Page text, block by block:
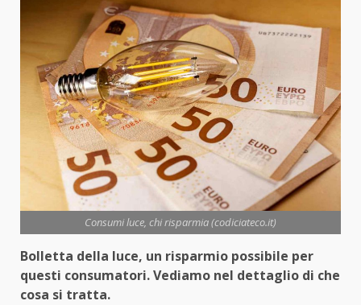
Consumi luce, chi risparmia (codiciateco.it)
Bolletta della luce, un risparmio possibile per
questi consumatori. Vediamo nel dettaglio di che
cosa si tratta.